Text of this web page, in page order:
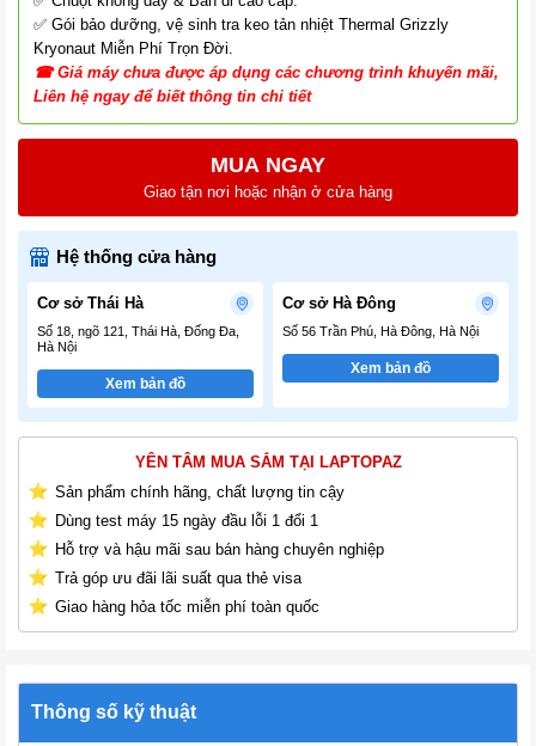
✅ Gói bảo dưỡng, vệ sinh tra keo tản nhiệt Thermal Grizzly
Kryonaut Miễn Phí Trọn Đời.
☎Giá máy chưa được áp dụng các chương trình khuyến mãi,
Liên hệ ngay để biết thông tin chi tiết
MUA NGAY
Giao tận nơi hoặc nhận ở cửa hàng
Hệ thống cửa hàng
Cơ sở Thái Hà
Số 18, ngõ 121, Thái Hà, Đống Đa,
Hà Nội
Xem bản đồ
Cơ sở Hà Đông
Số 56 Trần Phú, Hà Đông, Hà Nội
Xem bản đồ
YÊN TÂM MUA SẮM TẠI LAPTOPAZ
Sản phẩm chính hãng, chất lượng tin cậy
Dùng test máy 15 ngày đầu lỗi 1 đổi 1
Hỗ trợ và hậu mãi sau bán hàng chuyên nghiệp
Trả góp ưu đãi lãi suất qua thẻ visa
Giao hàng hỏa tốc miễn phí toàn quốc
Thông số kỹ thuật